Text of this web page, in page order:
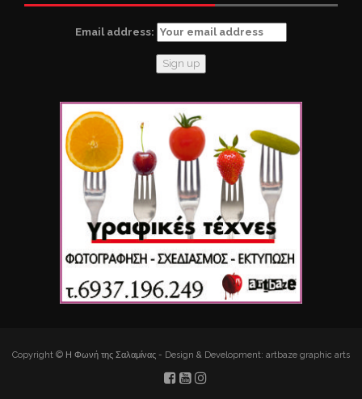
Email address:
Copyright © Η Φωνή της Σαλαμίνας - Design & Development: artbaze graphic arts